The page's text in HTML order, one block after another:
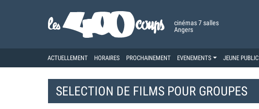
cinémas 7 salles
Angers
ACTUELLEMENT HORAIRES PROCHAINEMENT EVENEMENTS JEUNE PUBLIC
SELECTION DE FILMS POUR GROUPES